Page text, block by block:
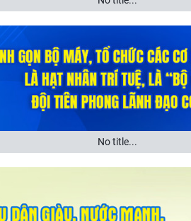
No title...